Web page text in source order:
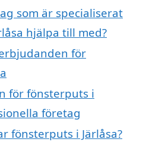
som är specialiserat
hjälpa till med?
för
för fönsterputs i
företag
fönsterputs i Järlåsa?